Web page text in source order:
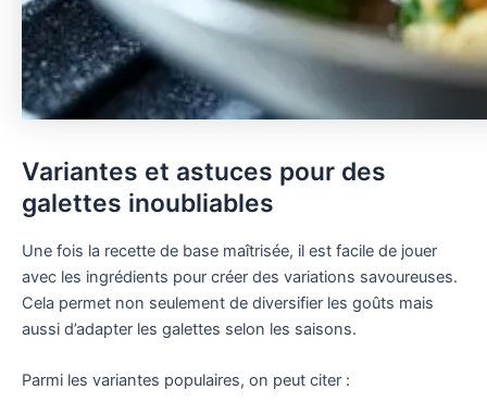
Variantes et astuces pour des
galettes inoubliables
Une fois la recette de base maîtrisée, il est facile de jouer
avec les ingrédients pour créer des variations savoureuses.
Cela permet non seulement de diversifier les goûts mais
aussi d’adapter les galettes selon les saisons.
Parmi les variantes populaires, on peut citer :